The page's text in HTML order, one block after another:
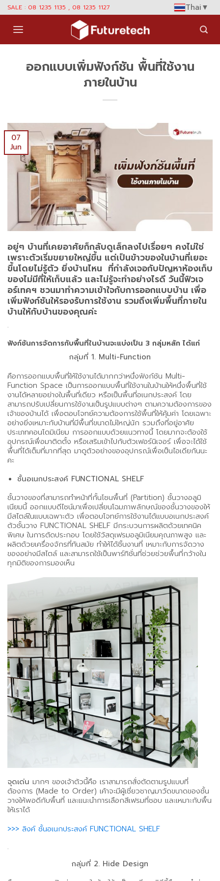
Skip
content
SALE : 08 1235 1135 , 08 1235 1127 Thai▼
ออกแบบเพิ่มฟังก์ชัน พื้นที่ใช้งาน
ภายในบ้าน
07
Jun
อยู่ๆ บ้านที่เคยอาศัยก็กลับดูเล็กลงไปเรื่อยๆ คงไม่ใช่
เพราะตัวเริ่มขยายใหญ่ขึ้น แต่เป็นข้าวของในบ้านที่เยอะ
ขึ้นโดยไม่รู้ตัว ยิ่งบ้านไหน ที่กำลังเจอกับปัญหาห้องเก็บ
ของไม่มีที่ให้เก็บแล้ว และไม่รู้จะทำอย่างไรดี วันนี้ฟิวเจ
อร์เทคฯ ชวนมาทำความเข้าใจกับการออกแบบบ้าน เพื่อ
เพิ่มฟังก์ชันให้รองรับการใช้งาน รวมถึงเพิ่มพื้นที่ภายใน
บ้านให้กับบ้านของคุณค่ะ
.
ฟังก์ชันการจัดการกับพื้นที่ในบ้านจะแบ่งเป็น 3 กลุ่มหลัก ได้แก่
กลุ่มที่ 1. Multi-Function
คือการออกแบบพื้นที่ให้ใช้งานได้มากกว่าหนึ่งฟังก์ชัน Multi-
Function Space เป็นการออกแบบพื้นที่ใช้งานในบ้านให้หนึ่งพื้นที่ใช้
งานได้หลายอย่างในพื้นที่เดียว หรือเป็นพื้นที่อเนกประสงค์ โดย
สามารถปรับเปลี่ยนการใช้งานเป็นรูปแบบต่างๆ ตามความต้องการของ
เจ้าของบ้านได้ เพื่อตอบโจทย์ความต้องการใช้พื้นที่ให้คุ้มค่า โดยเฉพาะ
อย่างยิ่งเหมาะกับบ้านที่มีพื้นที่ขนาดไม่ใหญ่นัก รวมถึงที่อยู่อาศัย
ประเภทคอนโดมิเนียม การออกแบบด้วยแนวทางนี้ โดยมากจะต้องใช้
อุปกรณ์เพื่อมาติดตั้ง หรือเสริมเข้าไปกับตัวเฟอร์นิเจอร์ เพื่อจะได้ใช้
พื้นที่ได้เต็มที่มากที่สุด มาดูตัวอย่างของอุปกรณ์เพื่อเป็นไอเดียกันนะ
คะ
ชั้นอเนกประสงค์ FUNCTIONAL SHELF
ชั้นวางของที่สามารถทำหน้าที่กั้นโซนพื้นที่ (Partition) ชั้นวางอลูมิ
เนียมนี้ ออกแบบดีไซน์มาเพื่อเปลี่ยนโฉมภาพลักษณ์ของชั้นวางของให้
มีสไตล์ในแบบเฉพาะตัว เพื่อตอบโจทย์การใช้งานได้แบบอเนกประสงค์
ตัวชั้นวาง FUNCTIONAL SHELF มีกระบวนการผลิตด้วยเทคนิค
พิเศษ ในการตัดประกอบ โดยใช้วัสดุเฟรมอลูมิเนียมคุณภาพสูง และ
ผลิตด้วยเครื่องจักรที่ทันสมัย ทำให้ได้ชิ้นงานที่ เหมาะกับการจัดวาง
ของอย่างมีสไตล์ และสามารถใช้เป็นพาร์ทิชั่นที่ช่วยช่วยพื้นที่กว้างใน
ทุกมิติของการมองเห็น
จุดเด่น มากๆ ของเจ้าตัวนี้คือ เราสามารถสั่งตัดตามรูปแบบที่
ต้องการ (Made to Order) เค้าจะมีผู้เชี่ยวชาญมาวัดขนาดของชั้น
วางให้พอดีกับพื้นที่ และแนะนำการเลือกสีเฟรมที่ชอบ และเหมาะกับพื้น
ให้เราได้
>>> ลิงค์ ชั้นอเนกประสงค์ FUNCTIONAL SHELF
.
กลุ่มที่ 2. Hide Design